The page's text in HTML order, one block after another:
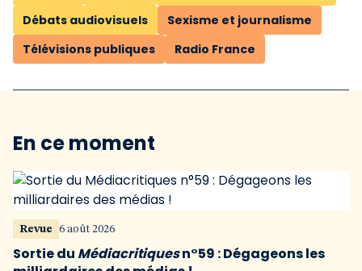
Débats audiovisuels
Sexisme et journalisme
Télévisions publiques
Radio France
En ce moment
Revue 6 août 2026
Sortie du Médiacritiquesn°59 : Dégageons les